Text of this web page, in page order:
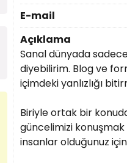
E-mail
Açıklama
Sanal dünyada
diyebilirim. Blog ve
içimdeki yanlızlığı
Biriyle ortak bir
güncelimizi
insanlar olduğunuz